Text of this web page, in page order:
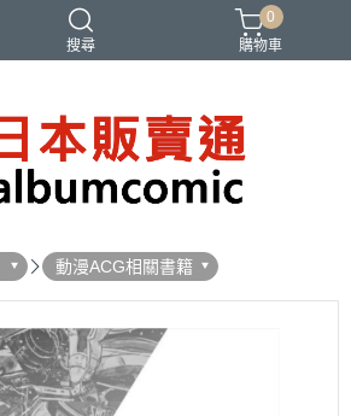
搜尋
バンドリ 刀劍亂舞 妮姬
0
購物車
動漫ACG相關書籍